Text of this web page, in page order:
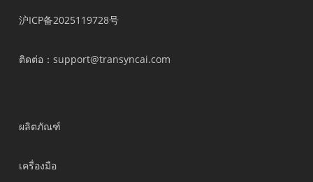
沪ICP备2025119728号
ติดต่อ：support@transyncai.com
ผลิตภัณฑ์
เครื่องมือ